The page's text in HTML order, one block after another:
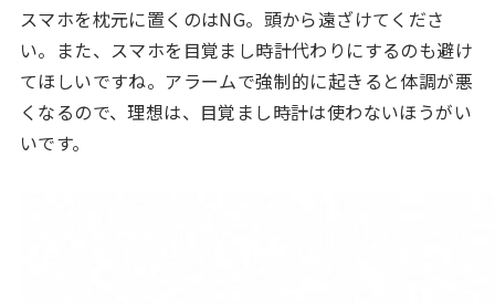
スマホを枕元に置くのはNG。頭から遠ざけてくださ
い。また、スマホを目覚まし時計代わりにするのも避け
てほしいですね。アラームで強制的に起きると体調が悪
くなるので、理想は、目覚まし時計は使わないほうがい
いです。